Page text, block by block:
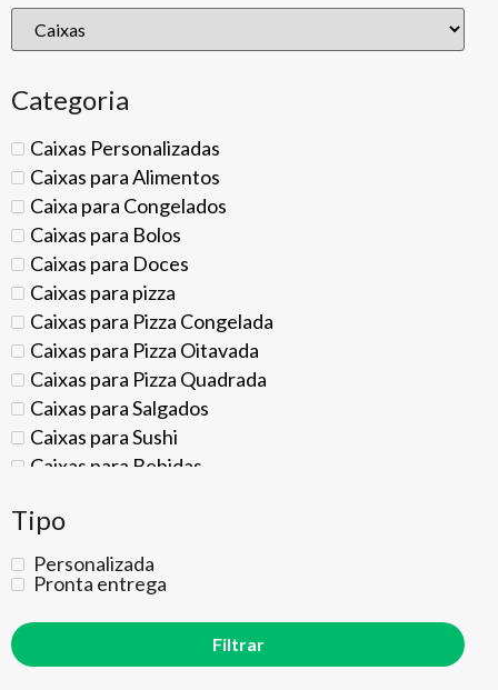
Categoria
Caixas Personalizadas
Caixas para Alimentos
Caixa para Congelados
Caixas para Bolos
Caixas para Doces
Caixas para pizza
Caixas para Pizza Congelada
Caixas para Pizza Oitavada
Caixas para Pizza Quadrada
Caixas para Salgados
Caixas para Sushi
Caixas para Bebidas
Caixas para Boné
Caixas para Café
Caixas para Café Gourmet
Caixas para Filtro de Café
Caixas para Calçados
Tipo
Personalizada
Pronta entrega